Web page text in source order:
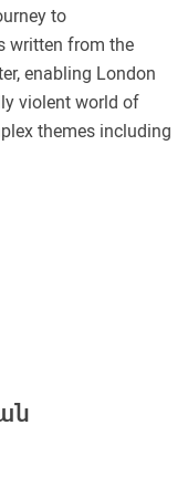
to
written from the
enabling London
violent world of
themes including